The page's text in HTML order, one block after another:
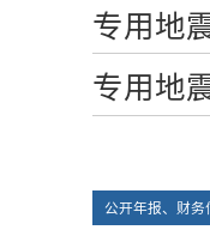
专用地
专用地
公开年报、财务